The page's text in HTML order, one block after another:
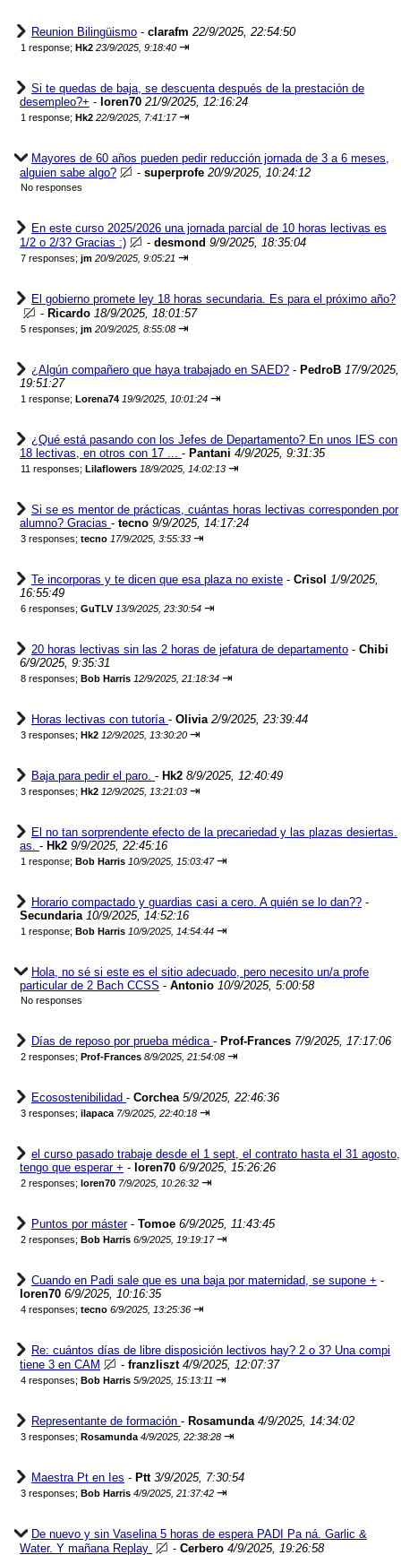
Reunion Bilingüismo - clarafm 22/9/2025, 22:54:50
1 response; Hk2 23/9/2025, 9:18:40 ⇥
Si te quedas de baja, se descuenta después de la prestación de
desempleo?+ - loren70 21/9/2025, 12:16:24
1 response; Hk2 22/9/2025, 7:41:17 ⇥
Mayores de 60 años pueden pedir reducción jornada de 3 a 6 meses,
alguien sabe algo?
- superprofe 20/9/2025, 10:24:12
No responses
En este curso 2025/2026 una jornada parcial de 10 horas lectivas es
1/2 o 2/3? Gracias :)
- desmond 9/9/2025, 18:35:04
7 responses; jm 20/9/2025, 9:05:21 ⇥
El gobierno promete ley 18 horas secundaria. Es para el próximo año?
- Ricardo 18/9/2025, 18:01:57
5 responses; jm 20/9/2025, 8:55:08 ⇥
¿Algún compañero que haya trabajado en SAED? - PedroB 17/9/2025,
19:51:27
1 response; Lorena74 19/9/2025, 10:01:24 ⇥
¿Qué está pasando con los Jefes de Departamento? En unos IES con
18 lectivas, en otros con 17 ... - Pantani 4/9/2025, 9:31:35
11 responses; Lilaflowers 18/9/2025, 14:02:13 ⇥
Si se es mentor de prácticas, cuántas horas lectivas corresponden por
alumno? Gracias - tecno 9/9/2025, 14:17:24
3 responses; tecno 17/9/2025, 3:55:33 ⇥
Te incorporas y te dicen que esa plaza no existe - Crisol 1/9/2025,
16:55:49
6 responses; GuTLV 13/9/2025, 23:30:54 ⇥
20 horas lectivas sin las 2 horas de jefatura de departamento - Chibi
6/9/2025, 9:35:31
8 responses; Bob Harris 12/9/2025, 21:18:34 ⇥
Horas lectivas con tutoría - Olivia 2/9/2025, 23:39:44
3 responses; Hk2 12/9/2025, 13:30:20 ⇥
Baja para pedir el paro. - Hk2 8/9/2025, 12:40:49
3 responses; Hk2 12/9/2025, 13:21:03 ⇥
El no tan sorprendente efecto de la precariedad y las plazas desiertas.
as. - Hk2 9/9/2025, 22:45:16
1 response; Bob Harris 10/9/2025, 15:03:47 ⇥
Horario compactado y guardias casi a cero. A quién se lo dan?? -
Secundaria 10/9/2025, 14:52:16
1 response; Bob Harris 10/9/2025, 14:54:44 ⇥
Hola, no sé si este es el sitio adecuado, pero necesito un/a profe
particular de 2 Bach CCSS - Antonio 10/9/2025, 5:00:58
No responses
Días de reposo por prueba médica - Prof-Frances 7/9/2025, 17:17:06
2 responses; Prof-Frances 8/9/2025, 21:54:08 ⇥
Ecosostenibilidad - Corchea 5/9/2025, 22:46:36
3 responses; ilapaca 7/9/2025, 22:40:18 ⇥
el curso pasado trabaje desde el 1 sept, el contrato hasta el 31 agosto,
tengo que esperar + - loren70 6/9/2025, 15:26:26
2 responses; loren70 7/9/2025, 10:26:32 ⇥
Puntos por máster- Tomoe 6/9/2025, 11:43:45
2 responses; Bob Harris 6/9/2025, 19:19:17 ⇥
Cuando en Padi sale que es una baja por maternidad, se supone + -
loren70 6/9/2025, 10:16:35
4 responses; tecno 6/9/2025, 13:25:36 ⇥
Re: cuántos días de libre disposición lectivos hay? 2 o 3? Una compi
tiene 3 en CAM
- franzliszt 4/9/2025, 12:07:37
4 responses; Bob Harris 5/9/2025, 15:13:11 ⇥
Representante de formación - Rosamunda 4/9/2025, 14:34:02
3 responses; Rosamunda 4/9/2025, 22:38:28 ⇥
Maestra Pt en Ies - Ptt 3/9/2025, 7:30:54
3 responses; Bob Harris 4/9/2025, 21:37:42 ⇥
De nuevo y sin Vaselina 5 horas de espera PADI Pa ná. Garlic &
Water. Y mañana Replay
- Cerbero 4/9/2025, 19:26:58